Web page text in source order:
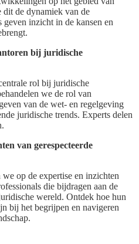
dit de dynamiek van de
inzicht in de kansen en
bij juridische
rol bij juridische
we de rol van
van de wet- en regelgeving
juridische trends. Experts delen
van gerespecteerde
op de expertise en inzichten
die bijdragen aan de
wereld. Ontdek hoe hun
bij het begrijpen en navigeren